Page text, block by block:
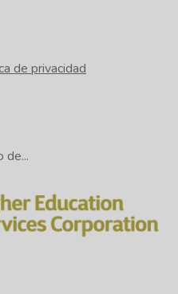
de privacidad
de...